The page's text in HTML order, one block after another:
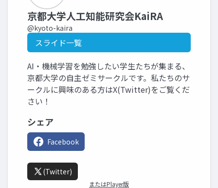
京都大学人工知能研究会KaiRA
@kyoto-kaira
スライド一覧
AI・機械学習を勉強したい学生たちが集まる、
京都大学の自主ゼミサークルです。私たちのサ
ークルに興味のある方はX(Twitter)をご覧くだ
さい！
シェア
Facebook
(Twitter)
またはPlayer版